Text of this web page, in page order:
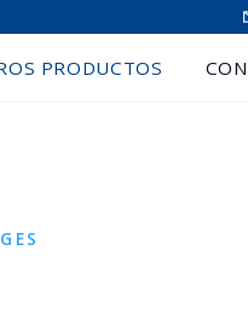
PRODUCTOS